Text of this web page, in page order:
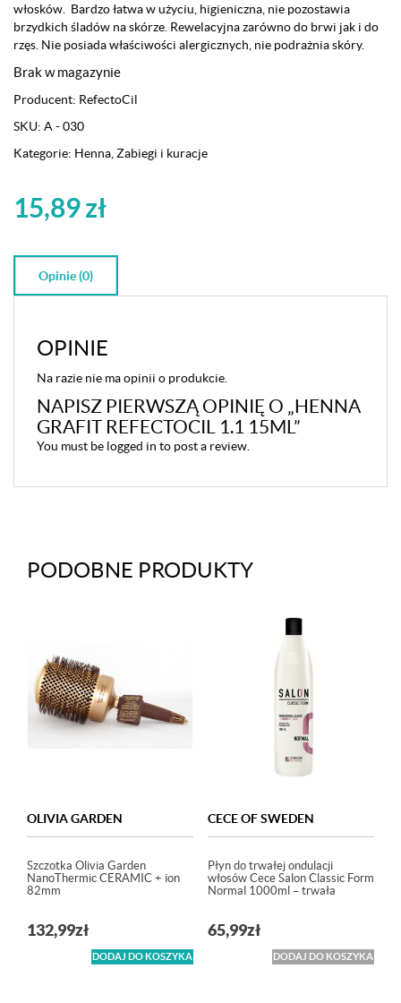
włosków. Bardzo łatwa w użyciu, higieniczna, nie pozostawia
brzydkich śladów na skórze. Rewelacyjna zarówno do brwi jak i do
rzęs. Nie posiada właściwości alergicznych, nie podrażnia skóry.
Brak w magazynie
Producent: RefectoCil
SKU: A - 030
Kategorie: Henna Zabiegi i kuracje
15,89zł
Opinie (0)
OPINIE
Na razie nie ma opinii o produkcie.
NAPISZ PIERWSZĄ OPINIĘ O „HENNA
GRAFIT REFECTOCIL 1.1 15ML”
You must be logged in to post a review.
PODOBNE PRODUKTY
OLIVIA GARDEN
Szczotka Olivia Garden
NanoThermic CERAMIC + ion
82mm
132,99zł
DODAJ DO KOSZYKA
CECE OF SWEDEN
Płyn do trwałej ondulacji
włosów Cece Salon Classic Form
Normal 1000ml – trwała
65,99zł
DODAJ DO KOSZYKA